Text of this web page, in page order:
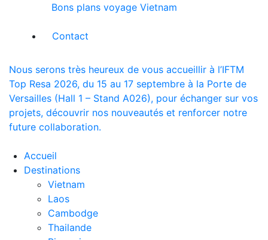
Bons plans voyage Vietnam
Contact
Nous serons très heureux de vous accueillir à l’IFTM
Top Resa 2026, du 15 au 17 septembre à la Porte de
Versailles (Hall 1 – Stand A026), pour échanger sur vos
projets, découvrir nos nouveautés et renforcer notre
future collaboration.
Accueil
Destinations
Vietnam
Laos
Cambodge
Thailande